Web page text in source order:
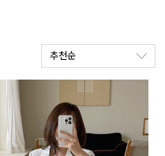
액티브웨어
언더웨어
ACC
추천순